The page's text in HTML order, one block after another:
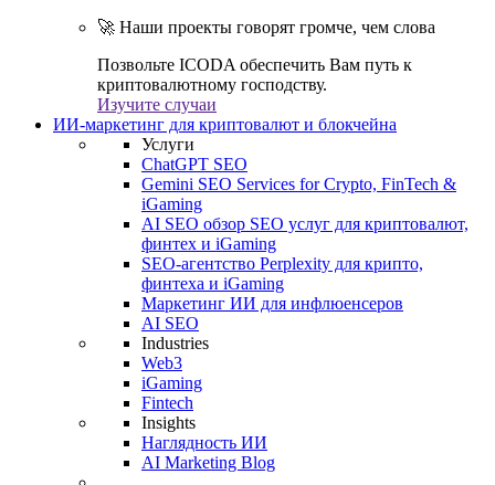
🚀 Наши проекты говорят громче, чем слова
Позвольте ICODA обеспечить Вам путь к
криптовалютному господству.
Изучите случаи
ИИ-маркетинг для криптовалют и блокчейна
Услуги
ChatGPT SEO
Gemini SEO Services for Crypto, FinTech &
iGaming
AI SEO обзор SEO услуг для криптовалют,
финтех и iGaming
SEO-агентство Perplexity для крипто,
финтеха и iGaming
Маркетинг ИИ для инфлюенсеров
AI SEO
Industries
Web3
iGaming
Fintech
Insights
Наглядность ИИ
AI Marketing Blog